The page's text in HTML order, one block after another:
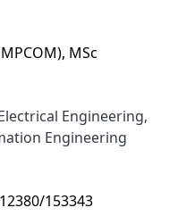
MSc
Engineering,
Engineering
153343